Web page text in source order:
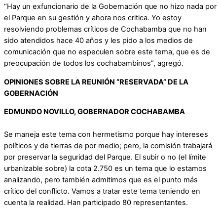
“Hay un exfuncionario de la Gobernación que no hizo nada por
el Parque en su gestión y ahora nos critica. Yo estoy
resolviendo problemas críticos de Cochabamba que no han
sido atendidos hace 40 años y les pido a los medios de
comunicación que no especulen sobre este tema, que es de
preocupación de todos los cochabambinos”, agregó.
OPINIONES SOBRE LA REUNIÓN “RESERVADA” DE LA
GOBERNACIÓN
EDMUNDO NOVILLO, GOBERNADOR COCHABAMBA
Se maneja este tema con hermetismo porque hay intereses
políticos y de tierras de por medio; pero, la comisión trabajará
por preservar la seguridad del Parque. El subir o no (el límite
urbanizable sobre) la cota 2.750 es un tema que lo estamos
analizando, pero también admitimos que es el punto más
crítico del conflicto. Vamos a tratar este tema teniendo en
cuenta la realidad. Han participado 80 representantes.